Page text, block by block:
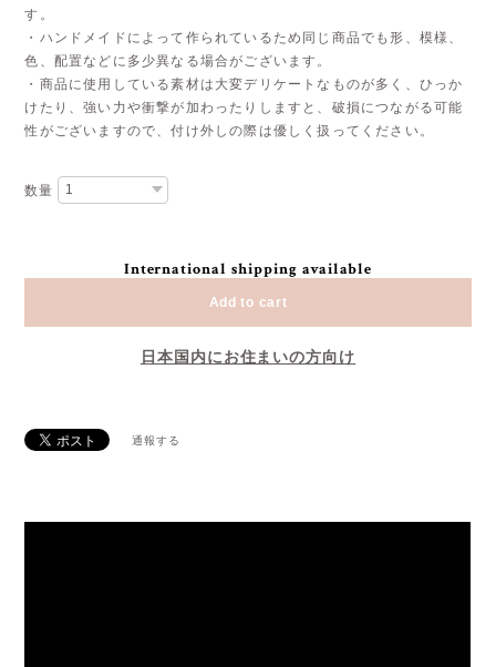
す。
・ハンドメイドによって作られているため同じ商品でも形、模様、
色、配置などに多少異なる場合がございます。
・商品に使用している素材は大変デリケートなものが多く、ひっか
けたり、強い力や衝撃が加わったりしますと、破損につながる可能
性がございますので、付け外しの際は優しく扱ってください。
数量
International shipping available
Add to cart
日本国内にお住まいの方向け
通報する